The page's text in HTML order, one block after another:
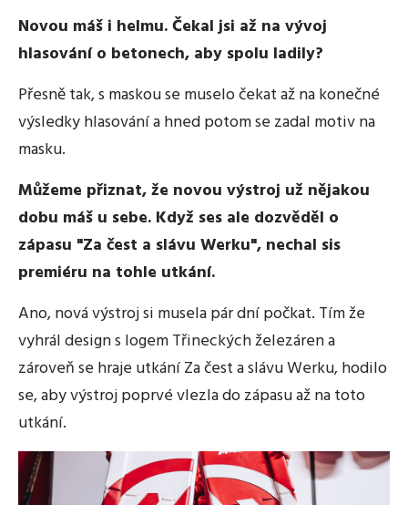
Novou máš i helmu. Čekal jsi až na vývoj
hlasování o betonech, aby spolu ladily?
Přesně tak, s maskou se muselo čekat až na konečné
výsledky hlasování a hned potom se zadal motiv na
masku.
Můžeme přiznat, že novou výstroj už nějakou
dobu máš u sebe. Když ses ale dozvěděl o
zápasu "Za čest a slávu Werku", nechal sis
premiéru na tohle utkání.
Ano, nová výstroj si musela pár dní počkat. Tím že
vyhrál design s logem Třineckých železáren a
zároveň se hraje utkání Za čest a slávu Werku, hodilo
se, aby výstroj poprvé vlezla do zápasu až na toto
utkání.